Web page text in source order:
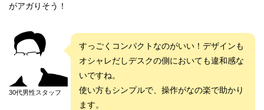
がアガりそう！
30代男性スタッフ
すっごくコンパクトなのがいい！デザインも
オシャレだしデスクの側においても違和感な
いですね。
使い方もシンプルで、操作がなの楽で助かり
ます。